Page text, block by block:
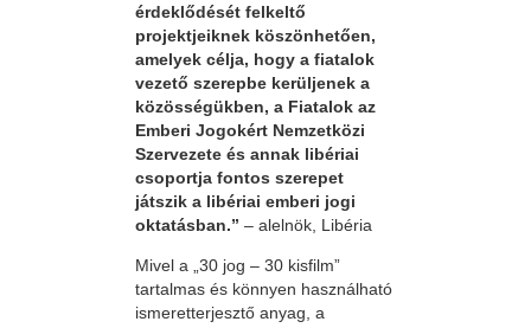
érdeklődését felkeltő
projektjeiknek köszönhetően,
amelyek célja, hogy a fiatalok
vezető szerepbe kerüljenek a
közösségükben, a Fiatalok az
Emberi Jogokért Nemzetközi
Szervezete és annak libériai
csoportja fontos szerepet
játszik a libériai emberi jogi
oktatásban.” – alelnök, Libéria
Mivel a „30 jog – 30 kisfilm”
tartalmas és könnyen használható
ismeretterjesztő anyag, a